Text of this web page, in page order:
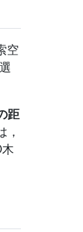
空
距
，